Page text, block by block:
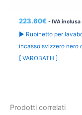
223.60€ - IVA inclusa
► Rubinetto per
incasso svizzero nero
[ VAROBATH ]
Prodotti correlati